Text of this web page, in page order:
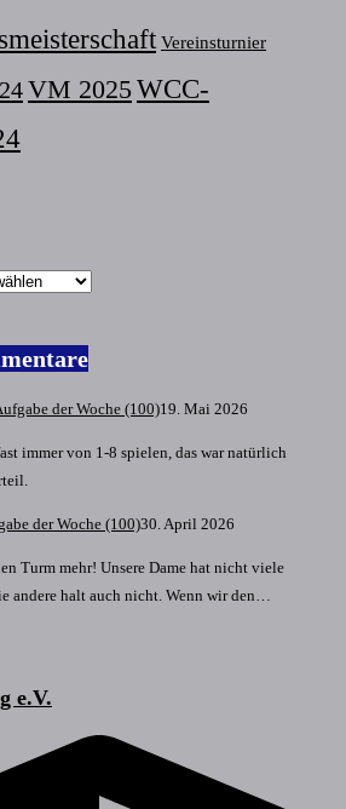
Vereinsturnier
VM 2025 WCC-
der Woche (100)19. Mai 2026
immer von 1-8 spielen, das war natürlich
der Woche (100)30. April 2026
Turm mehr! Unsere Dame hat nicht viele
andere halt auch nicht. Wenn wir den…
e.V.